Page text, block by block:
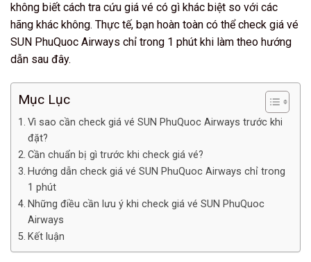
không biết cách tra cứu giá vé có gì khác biệt so với các
hãng khác không. Thực tế, bạn hoàn toàn có thể check giá vé
SUN PhuQuoc Airways chỉ trong 1 phút khi làm theo hướng
dẫn sau đây.
Mục Lục
Vì sao cần check giá vé SUN PhuQuoc Airways trước khi
đặt?
Cần chuẩn bị gì trước khi check giá vé?
Hướng dẫn check giá vé SUN PhuQuoc Airways chỉ trong
1 phút
Những điều cần lưu ý khi check giá vé SUN PhuQuoc
Airways
Kết luận